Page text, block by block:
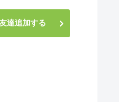
達追加する